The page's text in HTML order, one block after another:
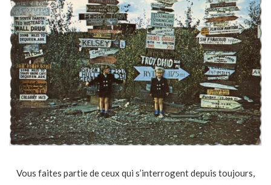
Vous faites partie de ceux qui s’interrogent depuis toujours,